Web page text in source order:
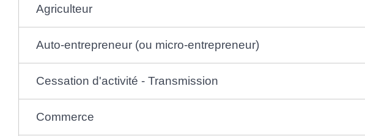
Agriculteur
Auto-entrepreneur (ou micro-entrepreneur)
Cessation d'activité - Transmission
Commerce